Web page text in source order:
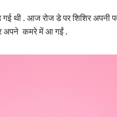
थी . आज रोज डे पर शिशिर
अपने कमरे में आ गईं .